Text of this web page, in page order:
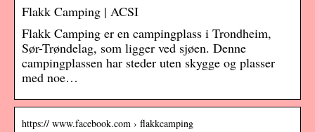
Flakk Camping | ACSI
Flakk Camping er en campingplass i Trondheim,
Sør-Trøndelag, som ligger ved sjøen. Denne
campingplassen har steder uten skygge og plasser
med noe…
https:// www.facebook.com › flakkcamping